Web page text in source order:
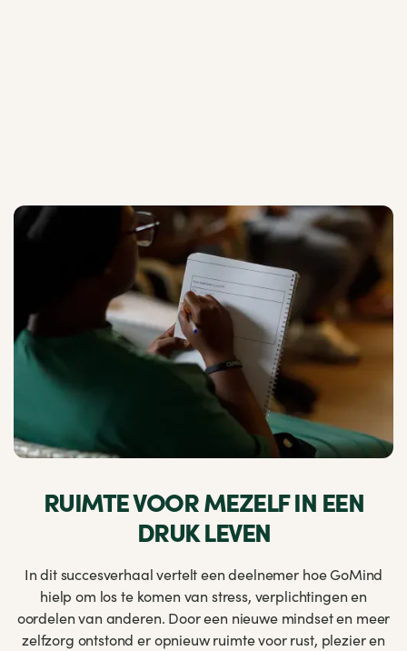
RUIMTE VOOR MEZELF IN EEN
DRUK LEVEN
In dit succesverhaal vertelt een deelnemer hoe GoMind
hielp om los te komen van stress, verplichtingen en
oordelen van anderen. Door een nieuwe mindset en meer
zelfzorg ontstond er opnieuw ruimte voor rust, plezier en